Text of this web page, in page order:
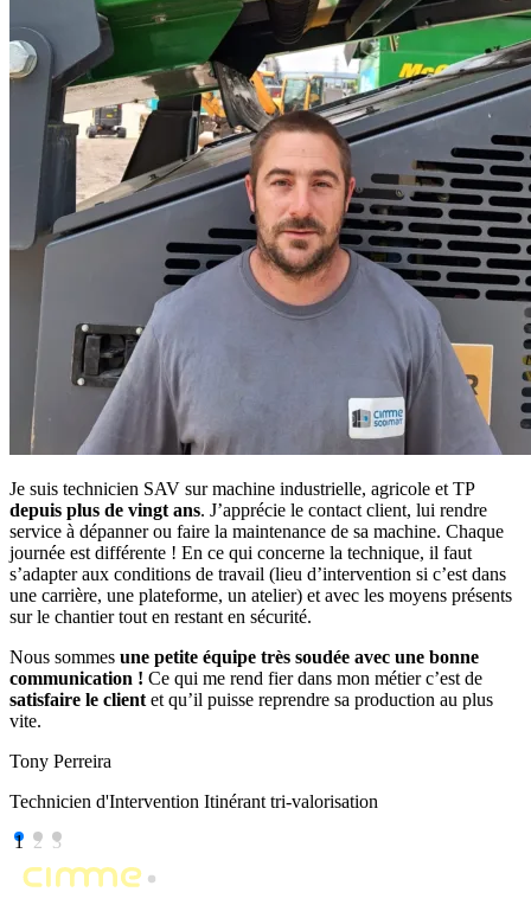
Je suis technicien SAV sur machine industrielle, agricole et TP
depuis plus de vingt ans. J’apprécie le contact client, lui rendre
service à dépanner ou faire la maintenance de sa machine. Chaque
journée est différente ! En ce qui concerne la technique, il faut
s’adapter aux conditions de travail (lieu d’intervention si c’est dans
une carrière, une plateforme, un atelier) et avec les moyens présents
sur le chantier tout en restant en sécurité.
Nous sommes une petite équipe très soudée avec une bonne
communication ! Ce qui me rend fier dans mon métier c’est de
satisfaire le client et qu’il puisse reprendre sa production au plus
vite.
Tony Perreira
Technicien d'Intervention Itinérant tri-valorisation
1 2 3